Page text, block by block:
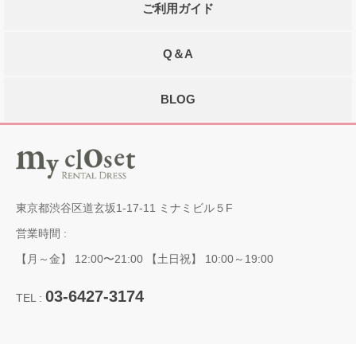
ご利用ガイド
Q＆A
BLOG
東京都渋谷区道玄坂1-17-11 ミナミビル５F
営業時間 :
【月～金】 12:00〜21:00 【土日祝】 10:00～19:00
TEL : 03-6427-3174